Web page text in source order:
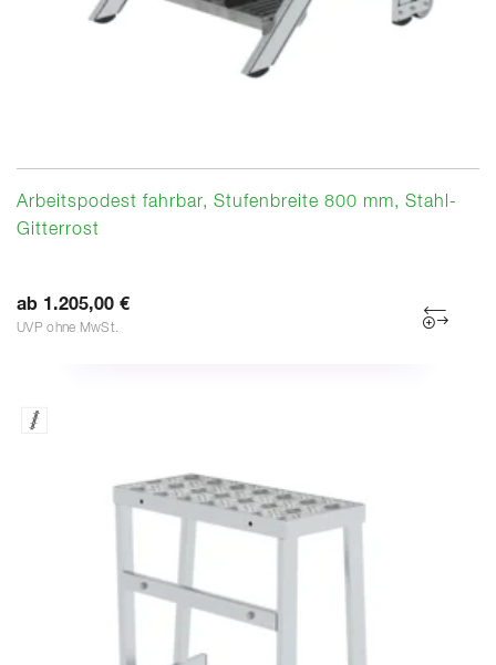
Arbeitspodest fahrbar, Stufenbreite 800 mm, Stahl-
Gitterrost
ab 1.205,00 €
UVP ohne MwSt.